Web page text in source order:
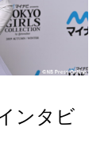
ンタビ